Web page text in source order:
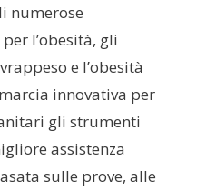
numerose
l’obesità, gli
e l’obesità
innovativa per
gli strumenti
assistenza
sulle prove, alle